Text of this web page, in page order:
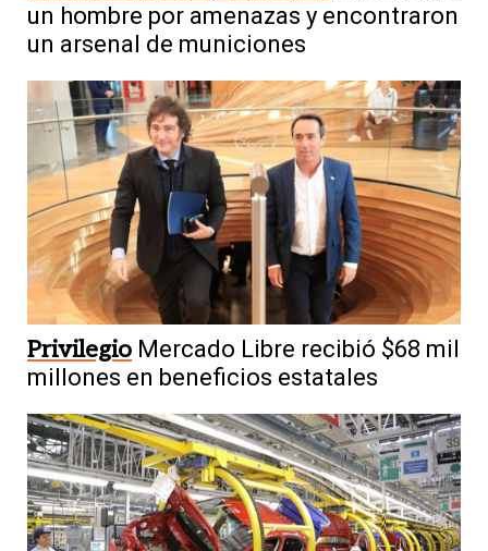
un hombre por amenazas y encontraron
un arsenal de municiones
Privilegio Mercado Libre recibió $68 mil
millones en beneficios estatales